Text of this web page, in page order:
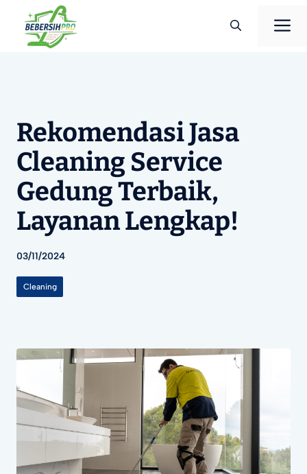
Langsung
Rekomendasi Jasa
Cleaning Service
Gedung Terbaik,
Layanan Lengkap!
03/11/2024
Cleaning